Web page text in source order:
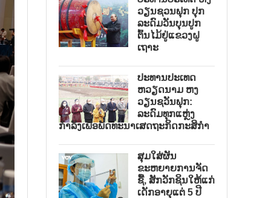
ວຽນຊວນຟຸກ ປຸກ
ລະດົມວັນບຸນປູກ
ຕົ້ນໄມ້ຢູ່ແຂວງຝູ
ເຖາະ
ປະທານປະເທດ
ຫວຽດນາມ ຫງ
ວຽນຊວັນຟຸກ:
ລະດົມທຸກແຫຼ່ງ
ກຳລັງເພື່ອພັດທະນາເສດຖະກິດກະສິກຳ
ສຸມໃສ່ຜັນ
ຂະຫຍາຍການຈັດ
ຊື້, ສັກວັກຊິນໃຫ້ແກ່
ເດັກອາຍຸແຕ່ 5 ປີ